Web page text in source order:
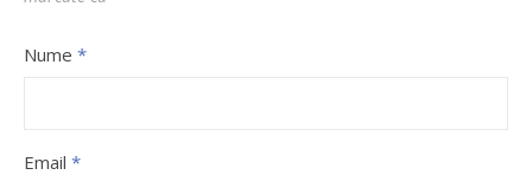
Nume *
Email *